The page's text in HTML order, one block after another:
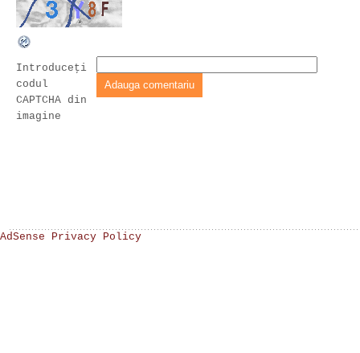
Introduceţi
codul
CAPTCHA din
imagine
AdSense Privacy Policy